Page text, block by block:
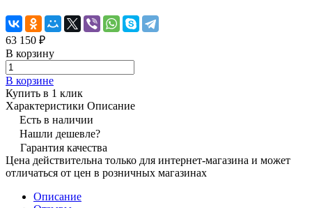
63 150 ₽
В корзину
В корзине
Купить в 1 клик
Характеристики Описание
Есть в наличии
Нашли дешевле?
Гарантия качества
Цена действительна только для интернет-магазина и может
отличаться от цен в розничных магазинах
Описание